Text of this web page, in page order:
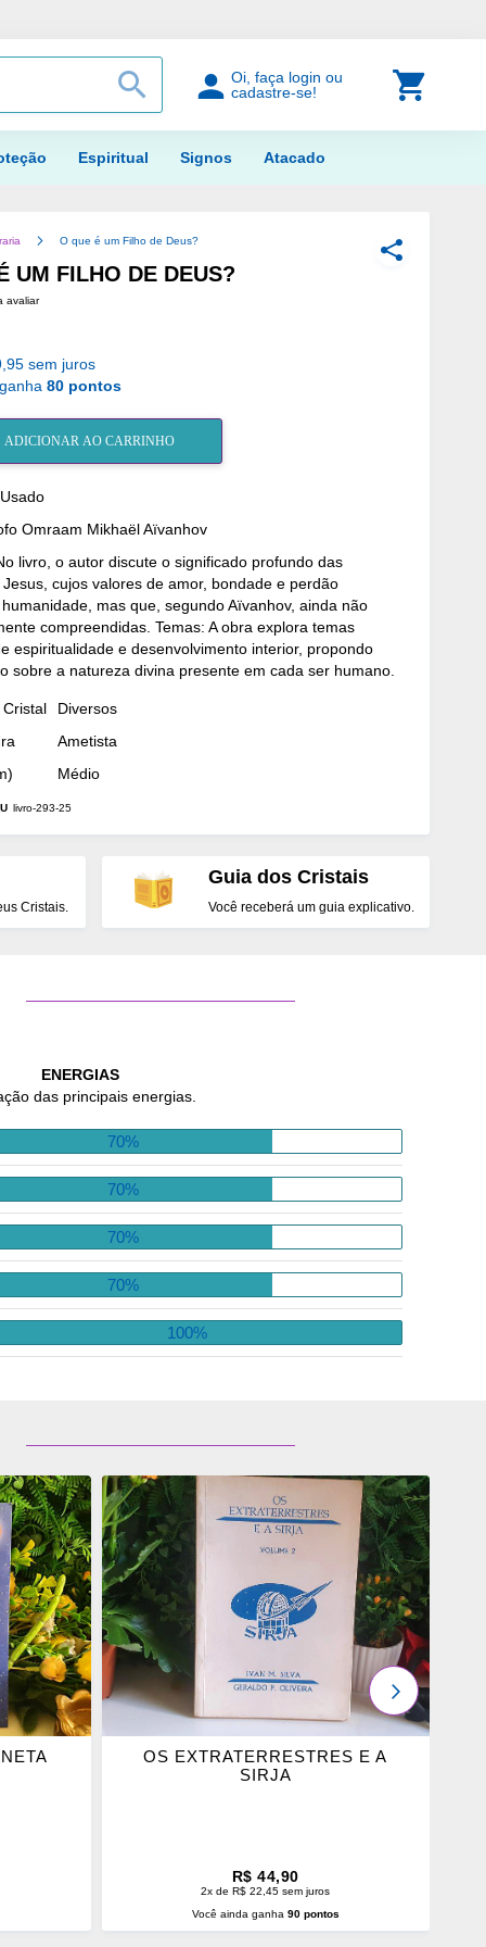
PROCURAR
Oi, faça login ou
cadastre-se!
Espiritual Signos Atacado
O que é um Filho de Deus?
UM FILHO DE DEUS?
avaliar
sem juros
80 pontos
ADICIONAR AO CARRINHO
Omraam Mikhaël Aïvanhov
livro, o autor discute o significado profundo das
cujos valores de amor, bondade e perdão
mas que, segundo Aïvanhov, ainda não
compreendidas. Temas: A obra explora temas
espiritualidade e desenvolvimento interior, propondo
sobre a natureza divina presente em cada ser humano.
Diversos
Ametista
Médio
livro-293-25
Cristais.
Guia dos Cristais
Você receberá um guia explicativo.
ENERGIAS
das principais energias.
70%
70%
70%
70%
100%
ADICIONAR
OS
FAVORITOS
OS EXTRATERRESTRES E A
SIRJA
R$ 44,90
2x de R$ 22,45 sem juros
Você ainda ganha 90 pontos
PRÓXIMO